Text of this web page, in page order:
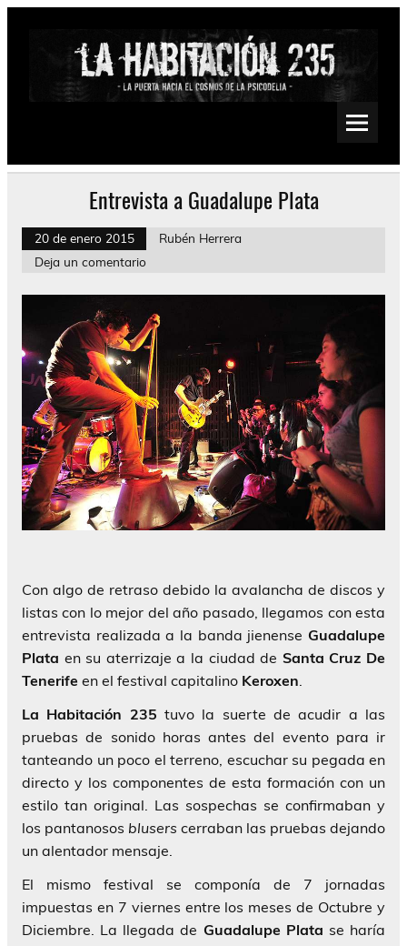
Saltar
Psychedelic, Stoner, Doom, Sludge, Fuzz, Space, Drone
Entrevista a Guadalupe Plata
20 de enero 2015
Rubén Herrera
Deja un comentario
Con algo de retraso debido la avalancha de discos y
listas con lo mejor del año pasado, llegamos con esta
entrevista realizada a la banda jienense Guadalupe
Plata en su aterrizaje a la ciudad de Santa Cruz De
Tenerife en el festival capitalino Keroxen
La Habitación 235 tuvo la suerte de acudir a las
pruebas de sonido horas antes del evento para ir
tanteando un poco el terreno, escuchar su pegada en
directo y los componentes de esta formación con un
estilo tan original. Las sospechas se confirmaban y
los pantanosos blusers cerraban las pruebas dejando
un alentador mensaje.
El mismo festival se componía de 7 jornadas
impuestas en 7 viernes entre los meses de Octubre y
Diciembre. La llegada de Guadalupe Plata se haría